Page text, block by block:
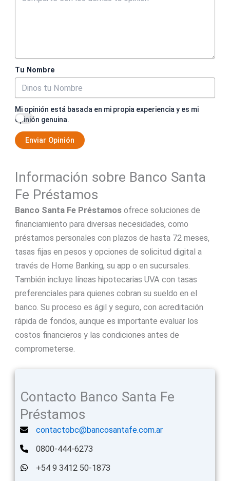
Tu Nombre
Mi opinión está basada en mi propia experiencia y es mi
opinión genuina.
Enviar Opinión
Información sobre Banco Santa
Fe Préstamos
Banco Santa Fe Préstamosofrece soluciones de
financiamiento para diversas necesidades, como
préstamos personales con plazos de hasta 72 meses,
tasas fijas en pesos y opciones de solicitud digital a
través de Home Banking, su app o en sucursales.
También incluye líneas hipotecarias UVA con tasas
preferenciales para quienes cobran su sueldo en el
banco. Su proceso es ágil y seguro, con acreditación
rápida de fondos, aunque es importante evaluar los
costos financieros y las condiciones antes de
comprometerse.
Contacto Banco Santa Fe
Préstamos
contactobc@bancosantafe.com.ar
0800-444-6273
+54 9 3412 50-1873